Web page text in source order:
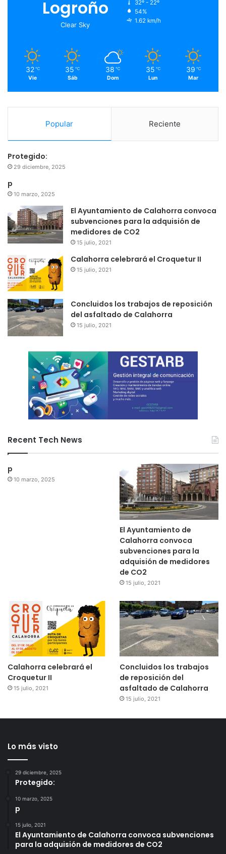
o
e
r
m
Logroño
Clear Sky
32º - 22º
54%
1.62 km/h
32 ℃
Vie
35 ℃
Sáb
38 ℃
Dom
35 ℃
Lun
39 ℃
Mar
Popular Reciente
Protegido:
29 diciembre, 2025
p
10 marzo, 2025
El Ayuntamiento de Calahorra convoca
subvenciones para la adquisión de
medidores de CO2
15 julio, 2021
Calahorra celebrará el Croquetur II
15 julio, 2021
Concluidos los trabajos de reposición
del asfaltado de Calahorra
15 julio, 2021
Recent Tech News
p
10 marzo, 2025
El Ayuntamiento de
Calahorra convoca
subvenciones para la
adquisión de medidores
de CO2
15 julio, 2021
Calahorra celebrará el
Croquetur II
15 julio, 2021
Concluidos los trabajos
de reposición del
asfaltado de Calahorra
15 julio, 2021
Lo más visto
29 diciembre, 2025
Protegido:
10 marzo, 2025
p
15 julio, 2021
El Ayuntamiento de Calahorra convoca subvenciones
para la adquisión de medidores de CO2